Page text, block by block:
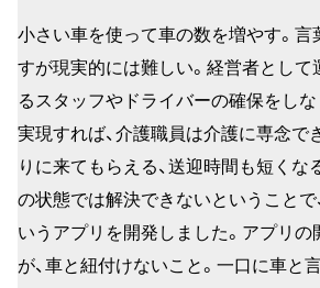
小さい車を使って車の数を増やす。
すが現実的には難しい。経営者として
るスタッフやドライバーの確保をしな
実現すれば、介護職員は介護に専念で
りに来てもらえる、送迎時間も短くな
の状態では解決できないということで
いうアプリを開発しました。アプリの
が、車と紐付けないこと。一口に車と